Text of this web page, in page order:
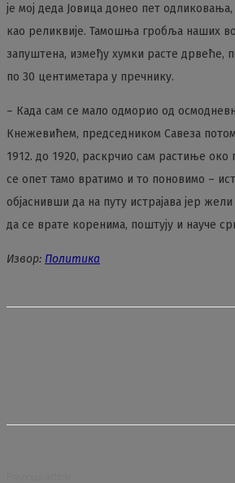
је мој деда Јовица донео пет
као реликвије. Тамошња гробља наших
запуштена, између хумки расте дрвеће,
по 30 центиметара у пречнику.
– Када сам се мало одморио од
Кнежевићем, председником Савеза
1912. до 1920, раскрчио сам растиње око
се опет тамо вратимо и то поновимо –
објаснивши да на путу истрајава јер
да се врате коренима, поштују и науче
Извор: Политика